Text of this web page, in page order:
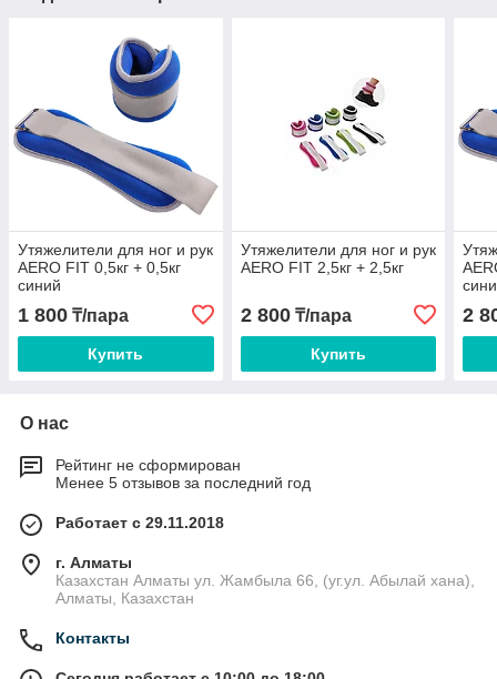
Утяжелители для ног и рук
AERO FIT 0,5кг + 0,5кг
синий
1 800 ₸/пара
Купить
Утяжелители для ног и рук
AERO FIT 2,5кг + 2,5кг
2 800₸/пара
Купить
2
О нас
Рейтинг не сформирован
Менее 5 отзывов за последний год
Работает с 29.11.2018
г. Алматы
Казахстан Алматы ул. Жамбыла 66, (уг.ул. Абылай хана),
Алматы, Казахстан
Контакты